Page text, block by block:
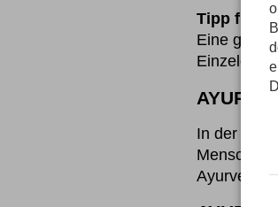
Tipp für
Eine
In der
Menschen
Ayurveda-